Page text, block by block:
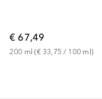
€ 67,49
200 ml (€ 33,75 / 100 ml )